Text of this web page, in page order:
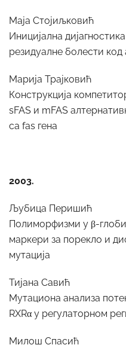
Маја Стојиљковић
Иницијална
резидуалне болести код
Марија Трајковић
Конструкција
sFAS и mFAS
са fas гена
2003.
Љубица Перишић
Полиморфизми у β-
маркери за порекло и
мутација
Тијана Савић
Мутациона анализа
RXRα у регулаторном
Милош Спасић